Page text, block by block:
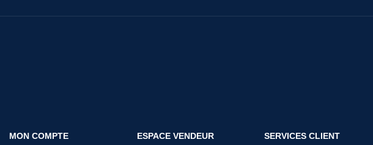
MON COMPTE ESPACE VENDEUR SERVICES CLIENT